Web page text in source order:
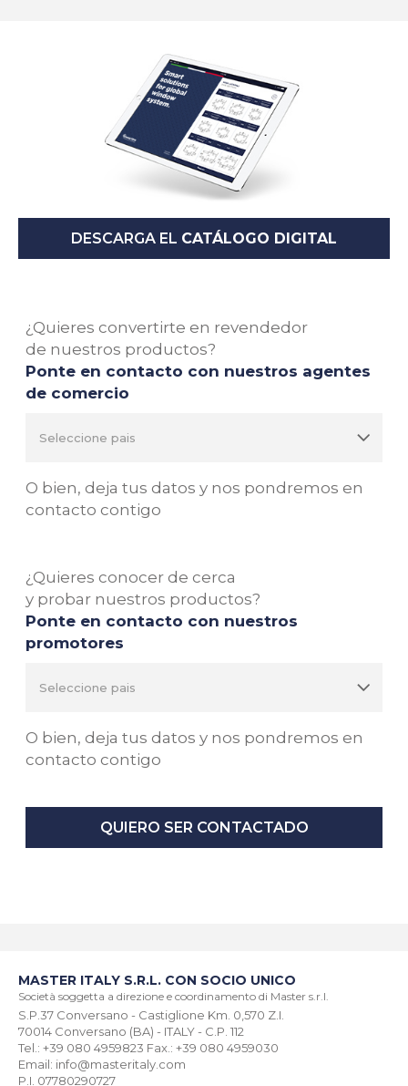
DESCARGA EL CATÁLOGO DIGITAL
¿Quieres convertirte en revendedor
de nuestros productos?
Ponte en contacto con nuestros agentes
de comercio
O bien, deja tus datos y nos pondremos en
contacto contigo
¿Quieres conocer de cerca
y probar nuestros productos?
Ponte en contacto con nuestros
promotores
O bien, deja tus datos y nos pondremos en
contacto contigo
QUIERO SER CONTACTADO
MASTER ITALY S.R.L. CON SOCIO UNICO
Società soggetta a direzione e coordinamento di Master s.r.l.
S.P.37 Conversano - Castiglione Km. 0,570 Z.I.
70014 Conversano (BA) - ITALY - C.P. 112
Tel.: +39 080 4959823 Fax.: +39 080 4959030
Email: info@masteritaly.com
P.I. 07780290727